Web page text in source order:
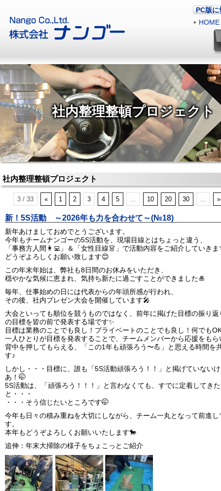
PC版に
HOME
社内整理整頓プロジェクト
社内整理整頓プロジェクト
3 / 33 « 1 2 3 4 5 ... 10 20 30 ... »
新！5S活動 ～2026年も力を合わせて～(№18)
新年あけましておめでとうございます。
今年もチームナンゴーの5S活動を、現場目線とはちょっと違う、
「事務方人間👩‍💻」＆「女性目線👗」で活動内容をご紹介していき
どうぞよろしくお願い致します😊
この年末年始は、弊社も8日間のお休みをいただき、
穏やかな気候に恵まれ、気持ち新たに過ごすことができました🎍
毎年、仕事始めの日には代表からの年頭所感が行われ、
その後、社内プレゼン大会を開催しています🎤
大会といっても順位を競うものではなく、前年に掲げた目標の振り
の目標を皆の前で発表する場です✨
目標は業務のことでも良し！プライベートのことでも良し！何でも
一人ひとりが目標を発表することで、チームメンバーから応援をもら
背中を押してもらえる、「この1年も頑張ろう〜💪」と思える時間を
す♪
しかし・・・目標に、誰も「5S活動頑張ろう！！」と掲げていない
あ！🤭
5S活動は、「頑張ろう！！！」と言わなくても、すでに定着してき
と・・・
・・・そう信じたいところです🤭
今年も日々の積み重ねを大切にしながら、チーム一丸となって前進し
す。
本年もどうぞよろしくお願いいたします🐎
追伸：年末大掃除の様子をちょこっとご紹介